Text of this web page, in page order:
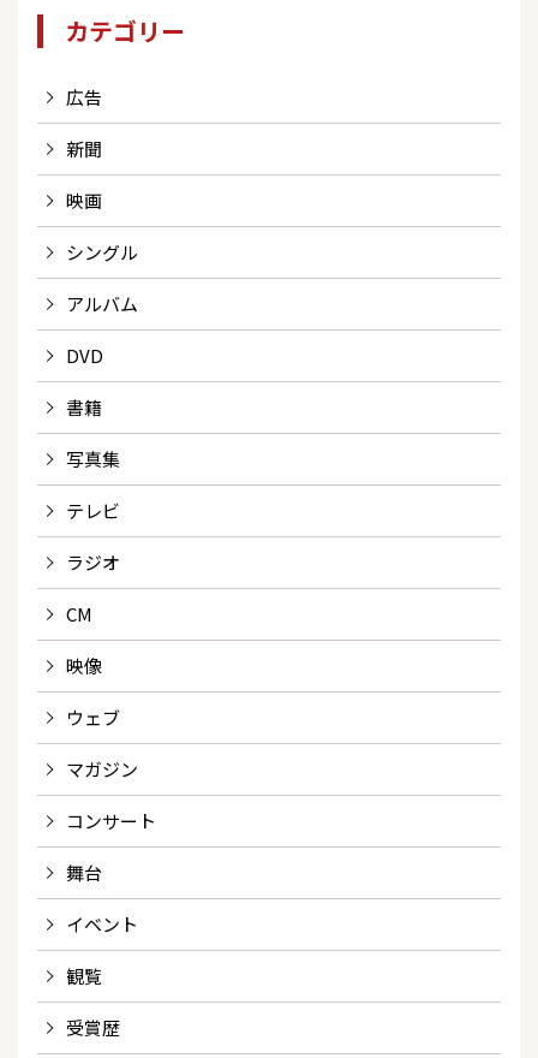
カテゴリー
広告
新聞
映画
シングル
アルバム
DVD
書籍
写真集
テレビ
ラジオ
CM
映像
ウェブ
マガジン
コンサート
舞台
イベント
観覧
受賞歴